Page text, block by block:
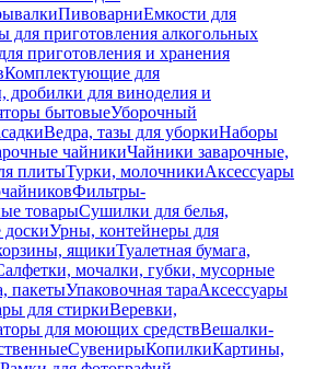
ПивоварниЕмкости для
для приготовления алкогольных
приготовления и хранения
Комплектующие для
дробилки для виноделия и
бытовыеУборочный
Ведра, тазы для уборкиНаборы
чайникиЧайники заварочные,
плитыТурки, молочникиАксессуары
Фильтры-
товарыСушилки для белья,
доскиУрны, контейнеры для
ящикиТуалетная бумага,
мочалки, губки, мусорные
пакетыУпаковочная тараАксессуары
для стиркиВеревки,
для моющих средствВешалки-
СувенирыКопилкиКартины,